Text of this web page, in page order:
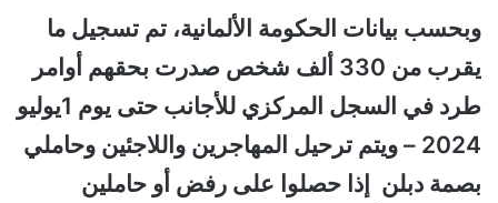
وبحسب بيانات الحكومة الألمانية، تم تسجيل ما
يقرب من 330 ألف شخص صدرت بحقهم أوامر
طرد في السجل المركزي للأجانب حتى يوم 1يوليو
2024 –
ويتم ترحيل المهاجرين واللاجئين وحاملي
بصمة دبلن إذا حصلوا على رفض أو حاملين